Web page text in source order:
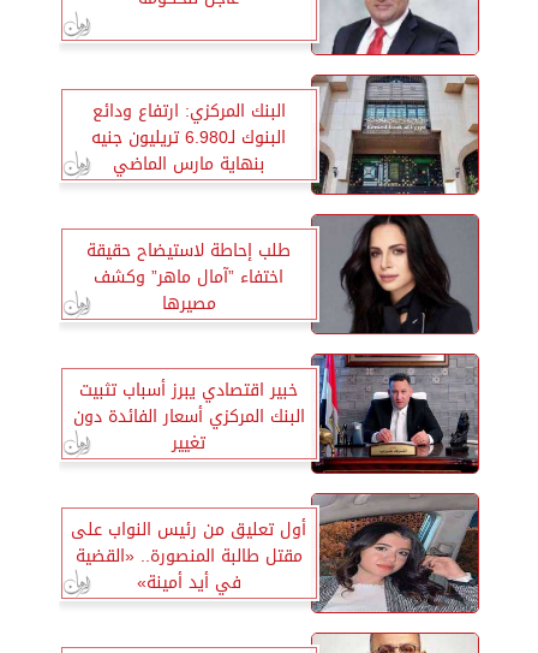
البنك المركزي: ارتفاع ودائع
البنوك لـ6.980 تريليون جنيه
بنهاية مارس الماضي
طلب إحاطة لاستيضاح حقيقة
اختفاء ”آمال ماهر” وكشف
مصيرها
خبير اقتصادي يبرز أسباب تثبيت
البنك المركزي أسعار الفائدة دون
تغيير
أول تعليق من رئيس النواب على
مقتل طالبة المنصورة.. «القضية
في أيد أمينة»